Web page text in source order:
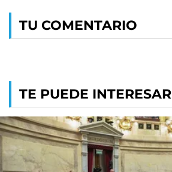
TU COMENTARIO
TE PUEDE INTERESAR